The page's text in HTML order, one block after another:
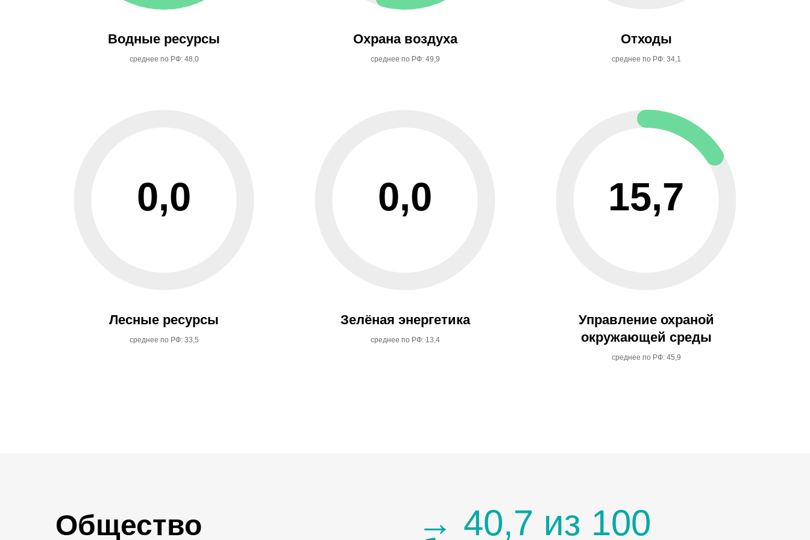
Водные ресурсы
среднее по РФ: 48,0
Охрана воздуха
среднее по РФ: 49,9
Отходы
среднее по РФ: 34,1
0,0
Лесные ресурсы
среднее по РФ: 33,5
0,0
Зелёная энергетика
среднее по РФ: 13,4
15,7
Управление охраной
окружающей среды
среднее по РФ: 45,9
Общество → 40,7 из 100